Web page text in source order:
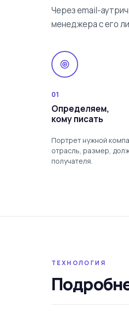
Через email-
менеджера с его
01
Определяем,
кому писать
Портрет нужной
отрасль, размер,
получателя.
ТЕХНОЛОГИЯ